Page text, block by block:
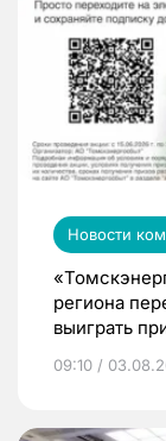
Новости
региона
выиграть
09:10 /